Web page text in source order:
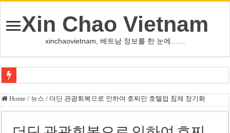
Xin Chao Vietnam
xinchaovietnam, 베트남 정보를 한 눈에……
쩐 타인 먼 베트남 국회의장 “외교 성과, 국가 위상 제고에 크게 기여”
싱가포르 하오마트, 마지막 프리미엄 매장 폐점… 적자·소송 악재 속 사업 축
베트남 은행 분기 순이익 1조 동 시대…비엣콤뱅크 등 5곳 돌파
Home / 뉴스 / 더딘 관광회복으로 인하여 호찌민 호텔업 침체 장기화